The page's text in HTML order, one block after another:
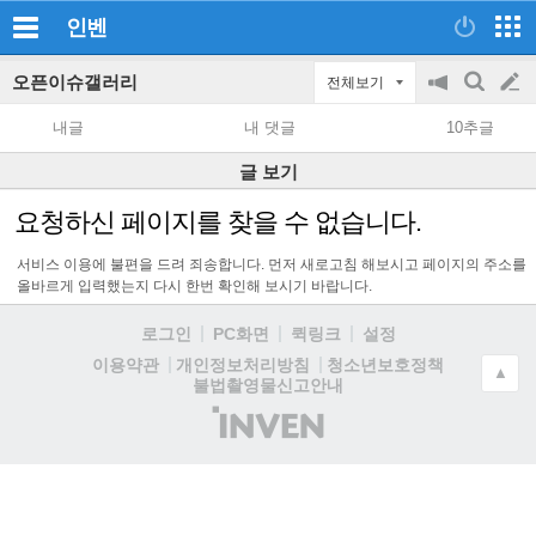
인벤
오픈이슈갤러리 전체보기
공
지
on/off
검
색
글
쓰
기
내글 내 댓글 10추글
글 보기
요청하신 페이지를 찾을 수 없습니다.
서비스 이용에 불편을 드려 죄송합니다. 먼저 새로고침 해보시고 페이지의 주소를
올바르게 입력했는지 다시 한번 확인해 보시기 바랍니다.
로그인 PC화면 퀵링크
설정
이용약관
개인정보처리방침
청소년보호정책
불법촬영물신고안내
(주)
인
▲